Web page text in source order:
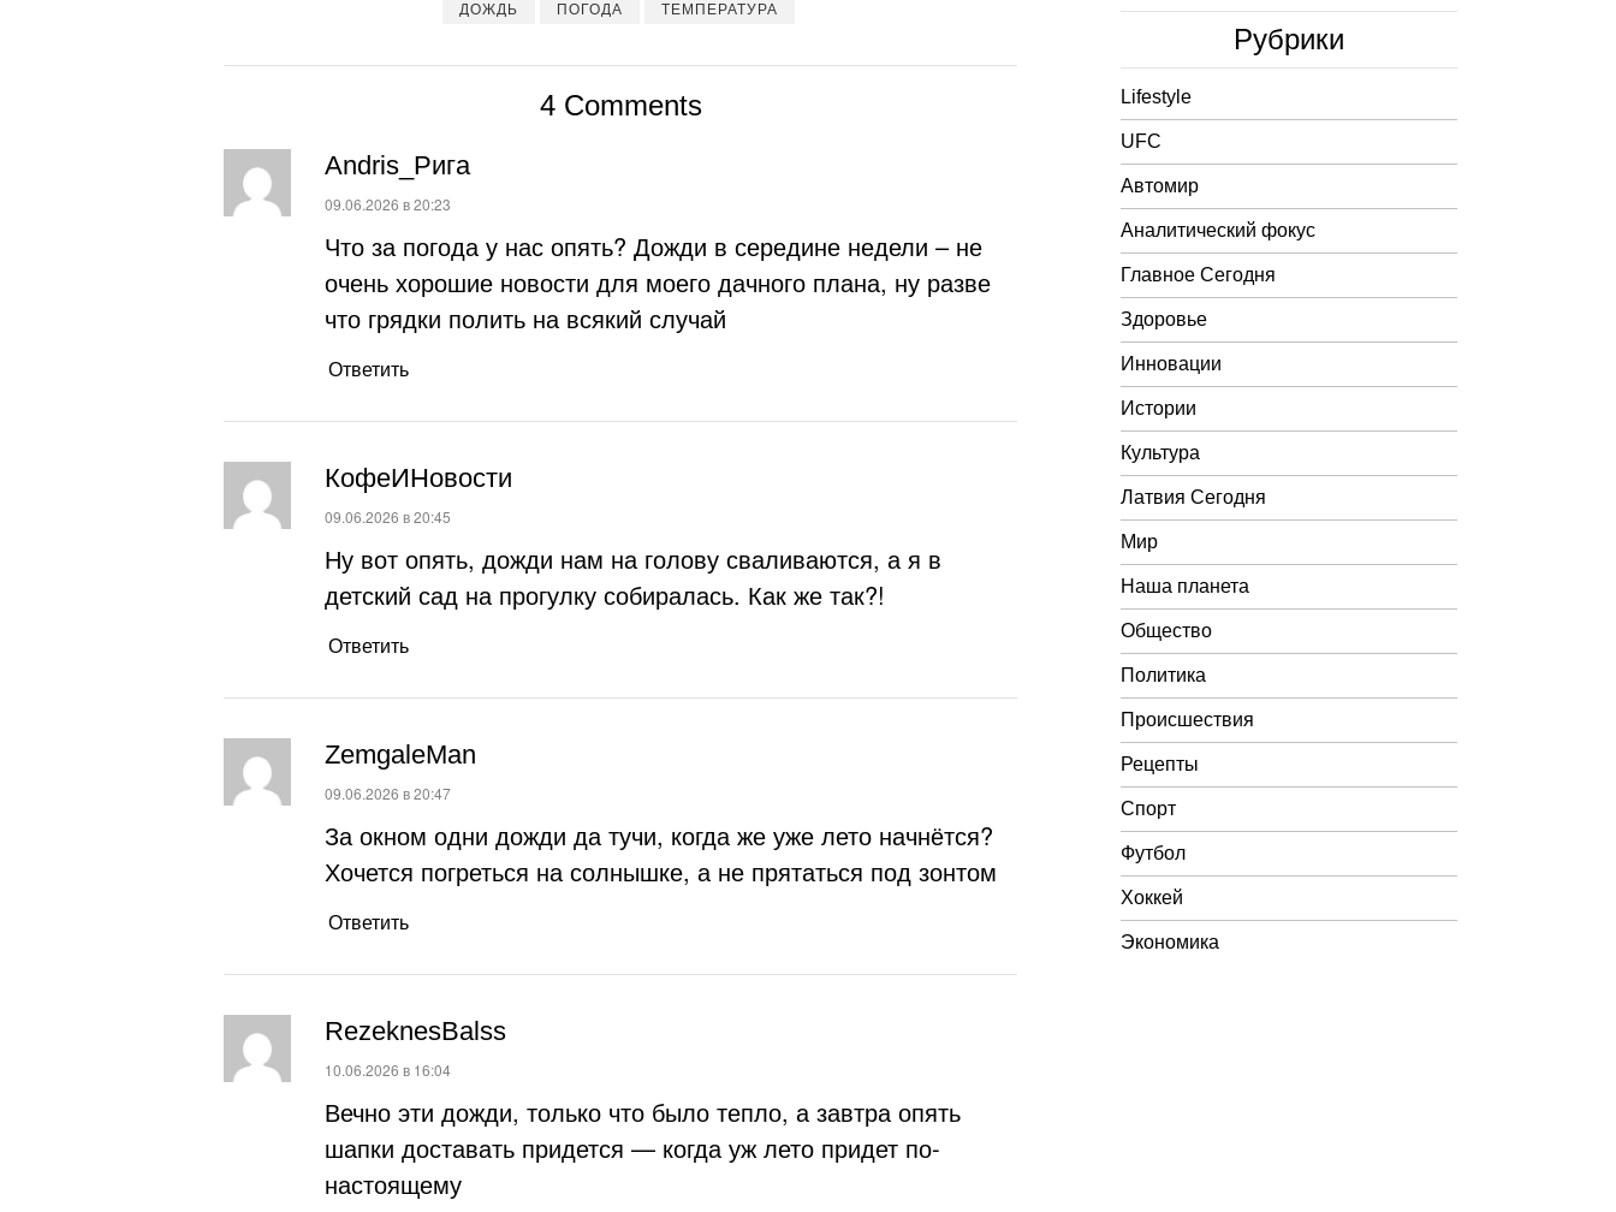
ДОЖДЬ ПОГОДА ТЕМПЕРАТУРА
4 Comments
Andris_Рига
:
09.06.2026 в 20:23
Что за погода у нас опять? Дожди в середине недели – не
очень хорошие новости для моего дачного плана, ну разве
что грядки полить на всякий случай
Ответить
КофеИНовости
:
09.06.2026 в 20:45
Ну вот опять, дожди нам на голову сваливаются, а я в
детский сад на прогулку собиралась. Как же так?!
Ответить
ZemgaleMan
:
09.06.2026 в 20:47
За окном одни дожди да тучи, когда же уже лето начнётся?
Хочется погреться на солнышке, а не прятаться под зонтом
Ответить
RezeknesBalss
:10.06.2026 в 16:04
Вечно эти дожди, только что было тепло, а завтра опять
шапки доставать придется — когда уж лето придет по-
настоящему
Рубрики
Lifestyle
UFC
Автомир
Аналитический фокус
Главное Сегодня
Здоровье
Инновации
Истории
Культура
Латвия Сегодня
Мир
Наша планета
Общество
Политика
Происшествия
Рецепты
Спорт
Футбол
Хоккей
Экономика